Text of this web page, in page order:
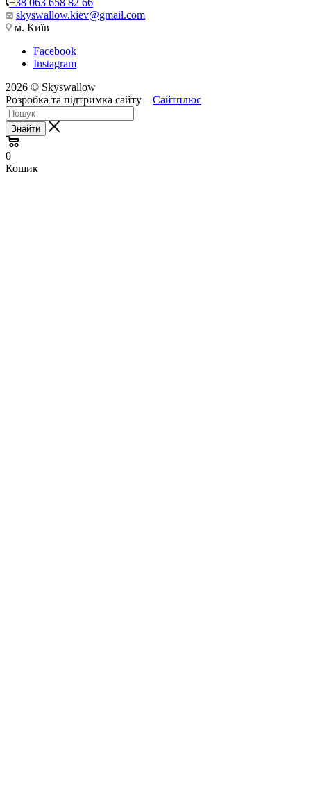
+38 063 658 82 66
skyswallow.kiev@gmail.com
м. Київ
Facebook
Instagram
2026 © Skyswallow
Розробка та підтримка сайту – Сайтплюс
Знайти
0
Кошик